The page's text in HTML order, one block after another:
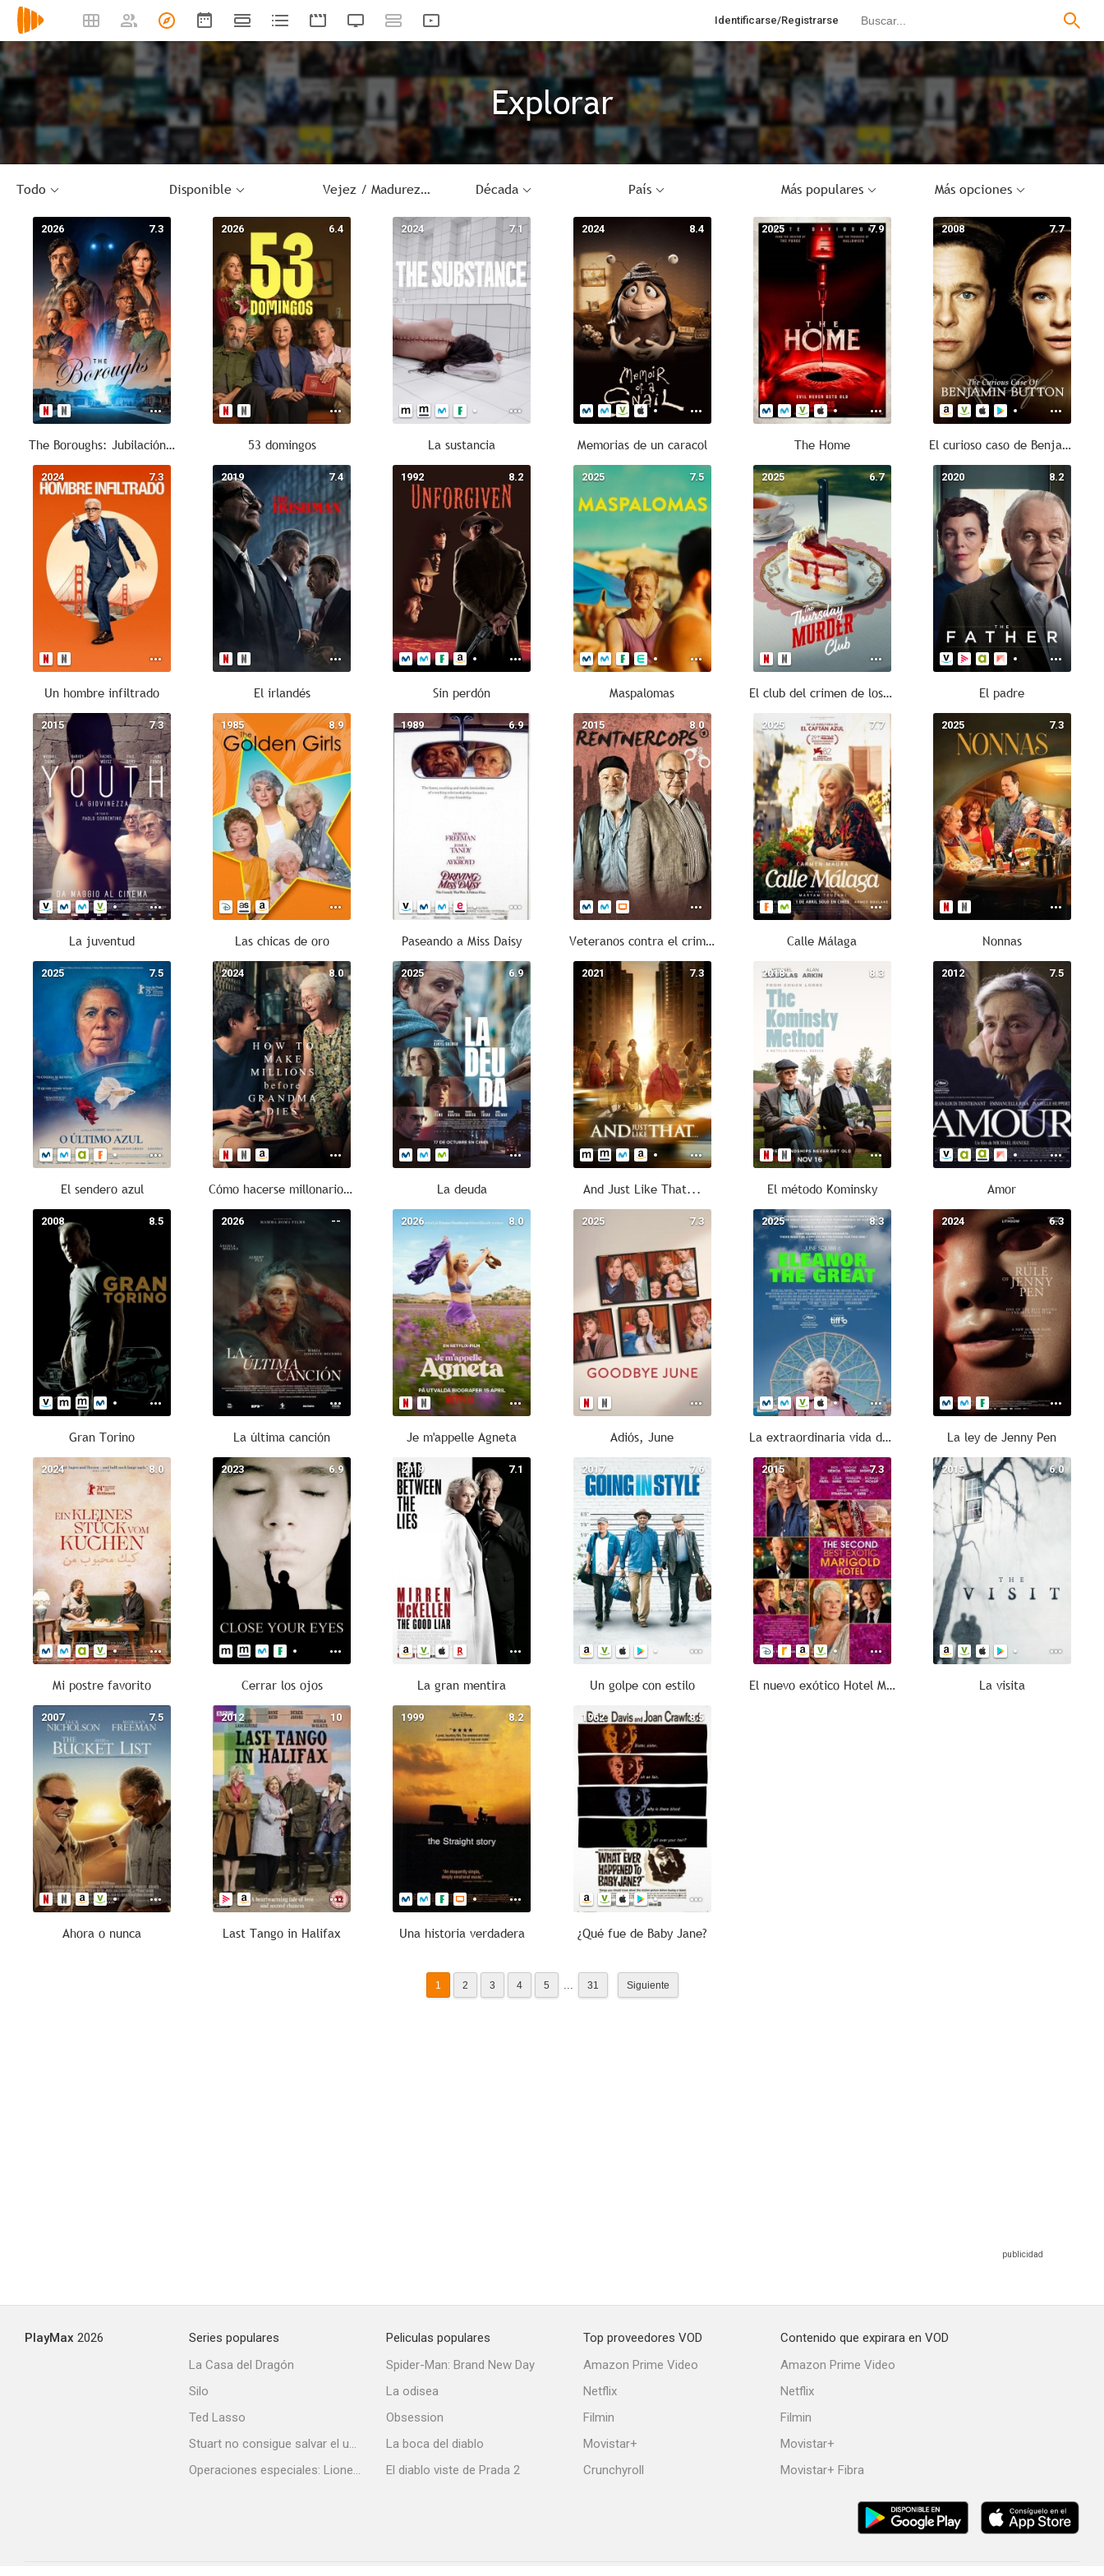
Identificarse/Registrarse
Explorar
Todo Disponible Vejez / Madurez Década País Más populares Más opciones
7.3
2026
The Boroughs: Jubilación rebelde
6.4
2026
53 domingos
7.1
2024
La sustancia
8.4
2024
Memorias de un caracol
7.9
2025
The Home
7.7
2008
El curioso caso de Benjamin Button
7.3
2024
Un hombre infiltrado
7.4
2019
El irlandés
8.2
1992
Sin perdón
7.5
2025
Maspalomas
6.7
2025
El club del crimen de los jueves
8.2
2020
El padre
7.3
2015
La juventud
8.9
1985
Las chicas de oro
6.9
1989
Paseando a Miss Daisy
8.0
2015
Veteranos contra el crimen
7.7
2025
Calle Málaga
7.3
2025
Nonnas
7.5
2025
El sendero azul
8.0
2024
Cómo hacerse millonario antes de que muera la abuela
6.9
2025
La deuda
7.3
2021
And Just Like That...
8.3
2018
El método Kominsky
7.5
2012
Amor
8.5
2008
Gran Torino
--
2026
La última canción
8.0
2026
Je m'appelle Agneta
7.3
2025
Adiós, June
8.3
2025
La extraordinaria vida de Eleanor
6.3
2024
La ley de Jenny Pen
8.0
2024
Mi postre favorito
6.9
2023
Cerrar los ojos
7.1
2019
La gran mentira
7.6
2017
Un golpe con estilo
7.3
2015
El nuevo exótico Hotel Marigold
6.0
2015
La visita
7.5
2007
Ahora o nunca
10
2012
Last Tango in Halifax
8.2
1999
Una historia verdadera
8.5
1962
¿Qué fue de Baby Jane?
1 2 3 4 5 ... 31 Siguiente
PlayMax 2026
Series populares
La Casa del Dragón
Silo
Ted Lasso
Stuart no consigue salvar el universo
Operaciones especiales: Lioness
Peliculas populares
Spider-Man: Brand New Day
La odisea
Obsession
La boca del diablo
El diablo viste de Prada 2
Top proveedores VOD
Amazon Prime Video
Netflix
Filmin
Movistar+
Crunchyroll
Contenido que expirara en VOD
Amazon Prime Video
Netflix
Filmin
Movistar+
Movistar+ Fibra